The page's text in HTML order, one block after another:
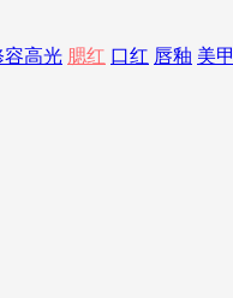
容高光 腮红 口红 唇釉 美甲